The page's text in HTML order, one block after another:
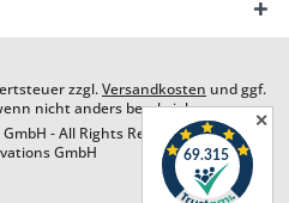
zzgl.Versandkosten und ggf.
nicht anders beschrieben
- All Rights Reserved. Design by
GmbH
✕